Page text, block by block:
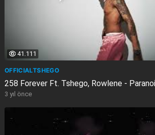
41.111
OFFICIALTSHEGO
258 Forever Ft. Tshego, Rowlene -
3 yıl önce